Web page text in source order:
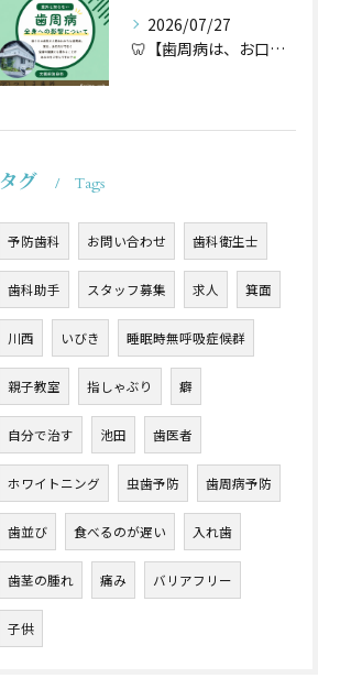
2026/07/27
🦷【歯周病は、お口だけの病気ではないかもしれません】🌿
タグ Tags
予防歯科 お問い合わせ 歯科衛生士
歯科助手 スタッフ募集 求人 箕面
川西 いびき 睡眠時無呼吸症候群
親子教室 指しゃぶり 癖
自分で治す 池田 歯医者
ホワイトニング 虫歯予防 歯周病予防
歯並び 食べるのが遅い 入れ歯
歯茎の腫れ 痛み バリアフリー
子供